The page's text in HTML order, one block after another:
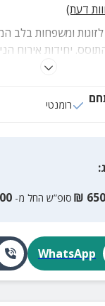
דעת)
ומשפחות בלב
יחידות אירוח
תיהנו ממרפסת פרטית
רומנטי
:
650
₪ סופ”ש החל מ-
WhatsApp